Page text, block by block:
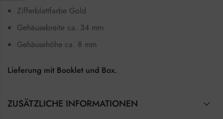
Zifferblattfarbe Gold
Gehäusebreite ca. 34 mm
Gehäusehöhe ca. 8 mm
Lieferung mit Booklet und Box.
ZUSÄTZLICHE INFORMATIONEN